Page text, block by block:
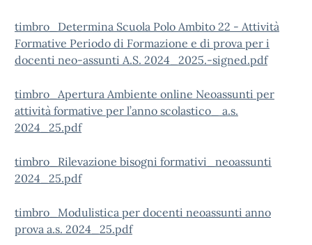
timbro_Determina Scuola Polo Ambito 22 - Attività
Formative Periodo di Formazione e di prova per i
docenti neo-assunti A.S. 2024_2025.-signed.pdf
timbro_Apertura Ambiente online Neoassunti per
attività formative per l’anno scolastico_ a.s.
2024_25.pdf
timbro_Rilevazione bisogni formativi_neoassunti
2024_25.pdf
timbro_Modulistica per docenti neoassunti anno
prova a.s. 2024_25.pdf